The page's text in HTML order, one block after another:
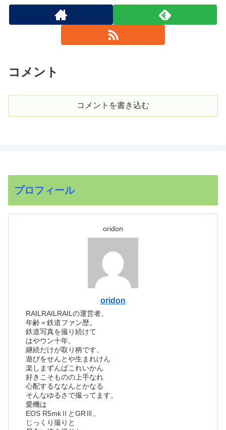
コメント
コメントを書き込む
プロフィール
oridon
oridon
RAILRAILRAILの運営者。
年齢＝鉄道ファン歴。
鉄道写真を撮り続けて
はやウン十年。
継続だけが取り柄です。
遊びをせんとや生まれけん
楽しまずんばこれいかん
好きこそものの上手なれ
心配するななんとかなる
そんなゆるさで撮ってます。
愛機は
EOS R5mkⅡとGRⅢ。
じっくり撮りと